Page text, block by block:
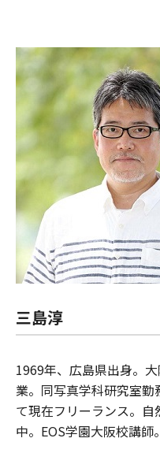
三島淳
1969年、広島県出身。
業。同写真学科研究室
て現在フリーランス。
中。EOS学園大阪校講師。